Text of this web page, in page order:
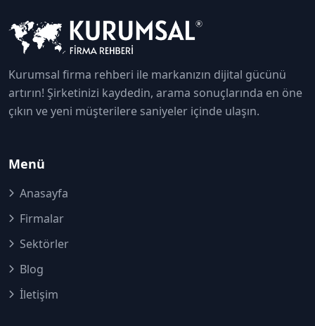
Kurumsal firma rehberi ile markanızın dijital gücünü
artırın! Şirketinizi kaydedin, arama sonuçlarında en öne
çıkın ve yeni müşterilere saniyeler içinde ulaşın.
Menü
Anasayfa
Firmalar
Sektörler
Blog
İletişim